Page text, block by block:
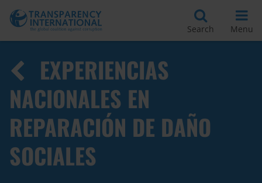
Search Menu
EXPERIENCIAS
NACIONALES EN
REPARACIÓN DE DAÑO
SOCIALES